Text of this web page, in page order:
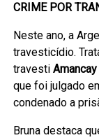
CRIME POR
Neste ano, a
travesticídio.
travesti
que foi julgado
condenado a
Bruna destaca